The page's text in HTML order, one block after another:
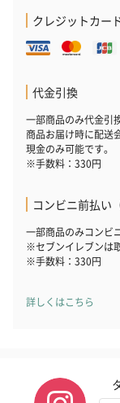
クレジットカー
代金引換
一部商品のみ代金引
商品お届け時に配送
現金のみ可能です。
※手数料：330円
コンビニ前払い
一部商品のみコンビ
※セブンイレブンは
※手数料：330円
詳しくはこちら